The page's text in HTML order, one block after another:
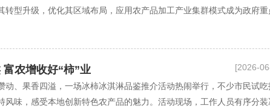
转型升级，优化其区域布局，应用农产品加工产业集群模式成为政府重
农增收好“柿”业
[2026-
动、果香四溢，一场冰柿冰淇淋品鉴推介活动热闹举行，不少市民试吃
风味，感受本地创新特色农产品的魅力。活动现场，工作人员有序分装